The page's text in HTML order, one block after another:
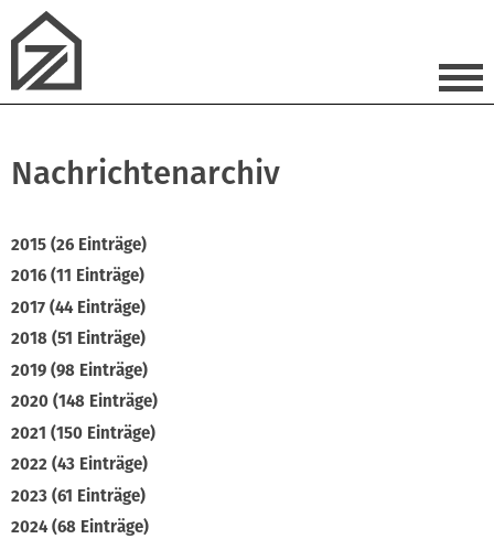
Nachrichtenarchiv
2015 (26 Einträge)
2016 (11 Einträge)
2017 (44 Einträge)
2018 (51 Einträge)
2019 (98 Einträge)
2020 (148 Einträge)
2021 (150 Einträge)
2022 (43 Einträge)
2023 (61 Einträge)
2024 (68 Einträge)